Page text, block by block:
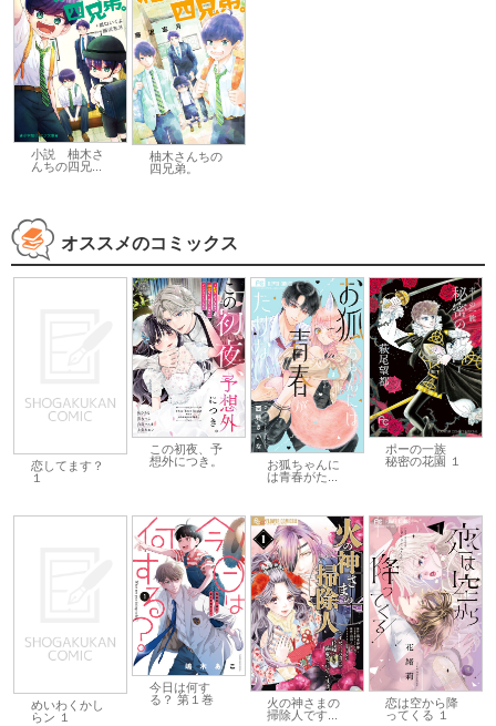
小説 柚木さ
んちの四兄...
柚木さんちの
四兄弟。
オススメのコミックス
恋してます？
１
この初夜、予
想外につき。
お狐ちゃんに
は青春がた...
ポーの一族
秘密の花園 １
めいわくかし
らン １
今日は何す
る？ 第１巻
火の神さまの
掃除人です...
恋は空から降
ってくる １